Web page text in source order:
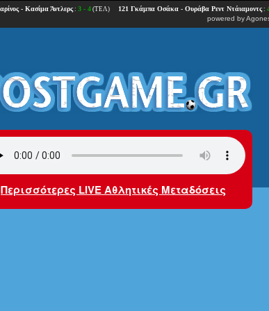
powered by
Περισσότερες LIVE Αθλητικές Μεταδόσεις